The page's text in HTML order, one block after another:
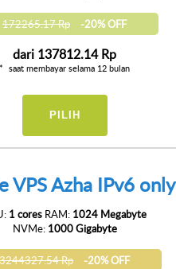
172265.17 Rp -20% OFF
dari 137812.14 Rp
saat membayar selama 12 bulan
PILIH
VPS Azha IPv6 only
1 cores RAM: 1024 Megabyte
NVMe: 1000 Gigabyte
3244327.54 Rp -20% OFF